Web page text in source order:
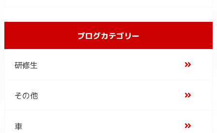
ブログカテゴリー
研修生
その他
車